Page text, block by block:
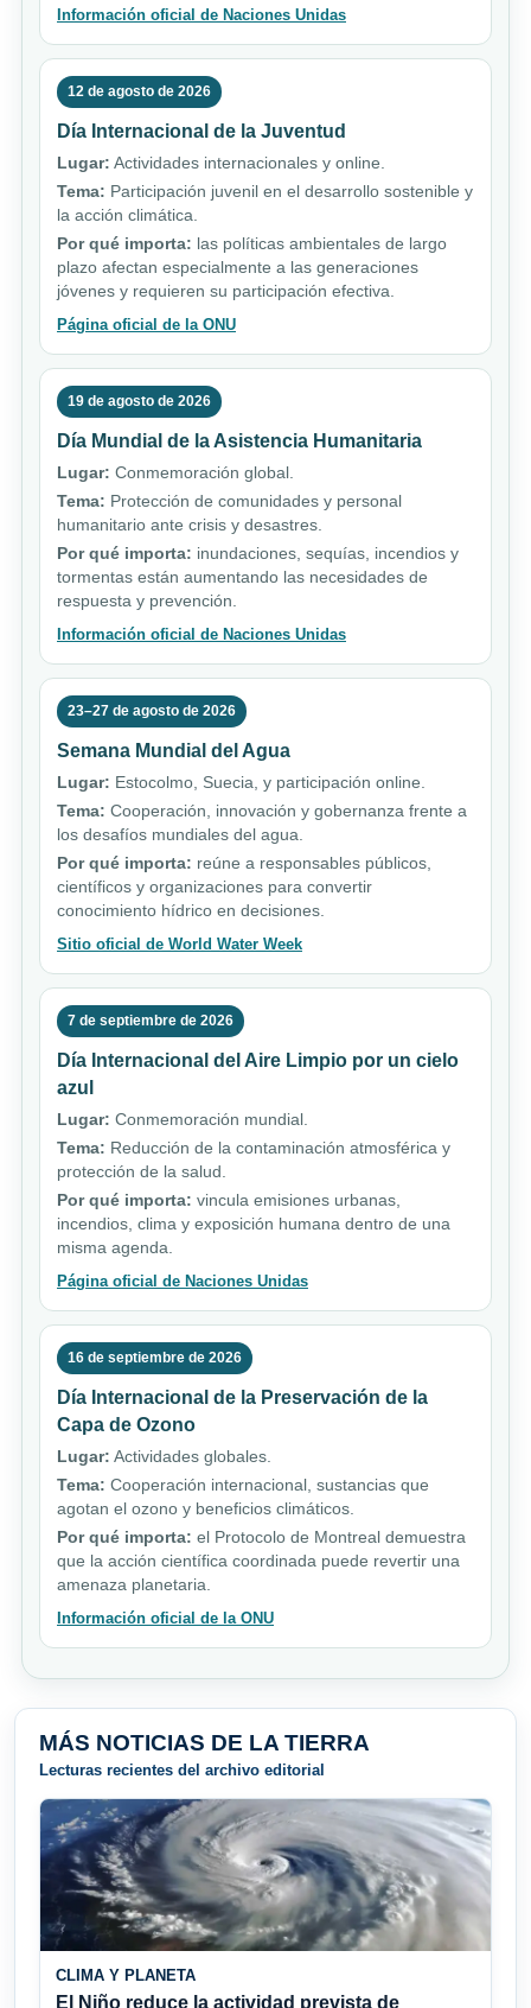
Información oficial de Naciones Unidas
12 de agosto de 2026
Día Internacional de la Juventud
Lugar: Actividades internacionales y online.
Tema: Participación juvenil en el desarrollo sostenible y
la acción climática.
Por qué importa: las políticas ambientales de largo
plazo afectan especialmente a las generaciones
jóvenes y requieren su participación efectiva.
Página oficial de la ONU
19 de agosto de 2026
Día Mundial de la Asistencia Humanitaria
Lugar: Conmemoración global.
Tema: Protección de comunidades y personal
humanitario ante crisis y desastres.
Por qué importa: inundaciones, sequías, incendios y
tormentas están aumentando las necesidades de
respuesta y prevención.
Información oficial de Naciones Unidas
23–27 de agosto de 2026
Semana Mundial del Agua
Lugar: Estocolmo, Suecia, y participación online.
Tema: Cooperación, innovación y gobernanza frente a
los desafíos mundiales del agua.
Por qué importa: reúne a responsables públicos,
científicos y organizaciones para convertir
conocimiento hídrico en decisiones.
Sitio oficial de World Water Week
7 de septiembre de 2026
Día Internacional del Aire Limpio por un cielo
azul
Lugar: Conmemoración mundial.
Tema: Reducción de la contaminación atmosférica y
protección de la salud.
Por qué importa: vincula emisiones urbanas,
incendios, clima y exposición humana dentro de una
misma agenda.
Página oficial de Naciones Unidas
16 de septiembre de 2026
Día Internacional de la Preservación de la
Capa de Ozono
Lugar: Actividades globales.
Tema: Cooperación internacional, sustancias que
agotan el ozono y beneficios climáticos.
Por qué importa: el Protocolo de Montreal demuestra
que la acción científica coordinada puede revertir una
amenaza planetaria.
Información oficial de la ONU
MÁS NOTICIAS DE LA TIERRA
Lecturas recientes del archivo editorial
CLIMA Y PLANETA
El Niño reduce la actividad prevista de